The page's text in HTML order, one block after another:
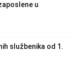
u
službenika od 1.